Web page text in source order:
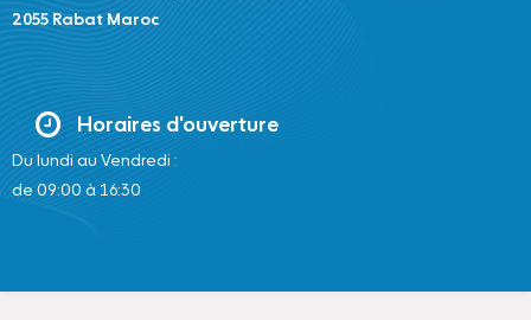
2055 Rabat Maroc
Horaires d'ouverture
Du lundi au Vendredi :
de 09:00 à 16:30